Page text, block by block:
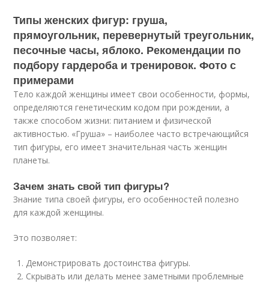
Типы женских фигур: груша,
прямоугольник, перевернутый треугольник,
песочные часы, яблоко. Рекомендации по
подбору гардероба и тренировок. Фото с
примерами
Тело каждой женщины имеет свои особенности, формы,
определяются генетическим кодом при рождении, а
также способом жизни: питанием и физической
активностью. «Груша» – наиболее часто встречающийся
тип фигуры, его имеет значительная часть женщин
планеты.
Зачем знать свой тип фигуры?
Знание типа своей фигуры, его особенностей полезно
для каждой женщины.
Это позволяет:
Демонстрировать достоинства фигуры.
Скрывать или делать менее заметными проблемные